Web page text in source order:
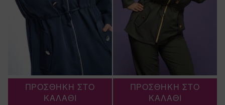
ΠΡΟΣΘΗΚΗ ΣΤΟ
ΚΑΛΑΘΙ
ΠΡΟΣΘΗΚΗ ΣΤΟ
ΚΑΛΑΘΙ